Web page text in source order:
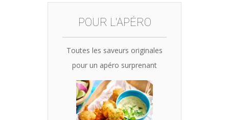
35,90€.34,10€.
POUR L'APÉRO
Toutes les saveurs originales
pour un apéro surprenant